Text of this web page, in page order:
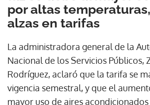
por altas
alzas en tarifas
La administradora general de la
Nacional de los Servicios Públicos,
Rodríguez, aclaró que la tarifa se
vigencia semestral, y que el
mayor uso de aires acondicionados